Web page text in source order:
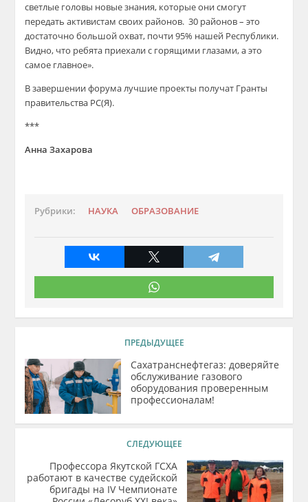
светлые головы новые знания, которые они смогут
передать активистам своих районов. 30 районов – это
достаточно большой охват, почти 95% нашей Республики.
Видно, что ребята приехали с горящими глазами, а это
самое главное».
В завершениифорума лучшие проекты получат Гранты
правительства РС(Я).
***
Анна Захарова
Рубрики: НАУКА ОБРАЗОВАНИЕ
ПРЕДЫДУЩЕЕ
Сахатранснефтегаз: доверяйте
обслуживание газового
оборудования проверенным
профессионалам!
СЛЕДУЮЩЕЕ
Профессора Якутской ГСХА
работают в качестве судейской
бригады на IV Чемпионате